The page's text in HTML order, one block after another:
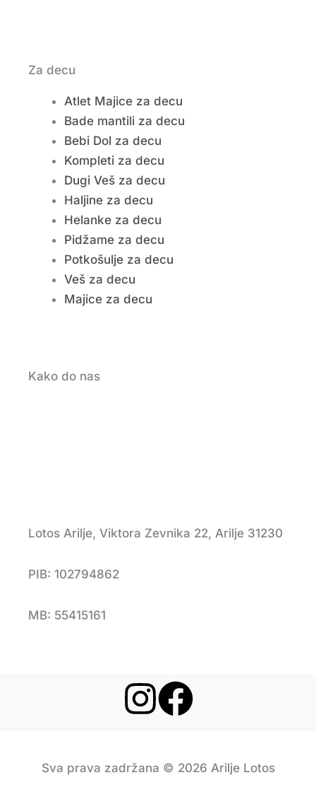
Za decu
Atlet Majice za decu
Bade mantili za decu
Bebi Dol za decu
Kompleti za decu
Dugi Veš za decu
Haljine za decu
Helanke za decu
Pidžame za decu
Potkošulje za decu
Veš za decu
Majice za decu
Kako do nas
Lotos Arilje, Viktora Zevnika 22, Arilje 31230
PIB: 102794862
MB: 55415161
Sva prava zadržana © 2026 Arilje Lotos